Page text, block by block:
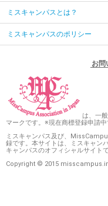
ミスキャンパスとは？
ミスキャンパスのポリシー
お問
は、一
マークです。※現在商標登録申請中
ミスキャンパス及び、
録です。本サイトは、ミスキャン
キャンパスのオフィシャルサイトで
Copyright © 2015